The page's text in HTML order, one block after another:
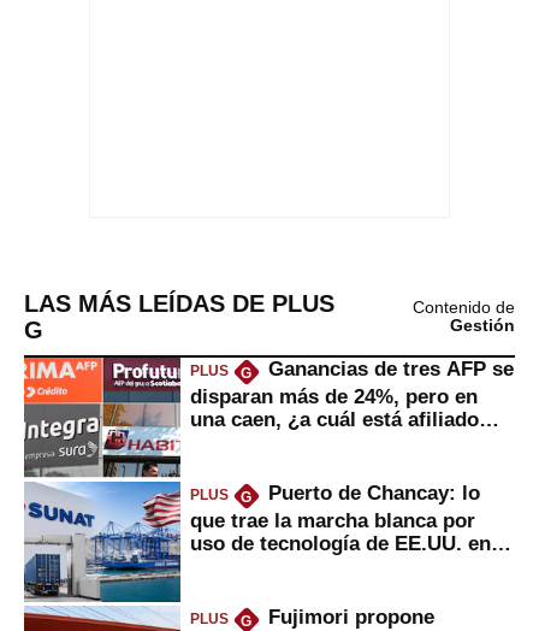
LAS MÁS LEÍDAS DE PLUS
G
Contenido de
Gestión
PLUS G
Ganancias de tres AFP se
disparan más de 24%, pero en
una caen, ¿a cuál está afiliado
PLUS G
Puerto de Chancay: lo
que trae la marcha blanca por
uso de tecnología de EE.UU. en
PLUS G
Fujimori propone